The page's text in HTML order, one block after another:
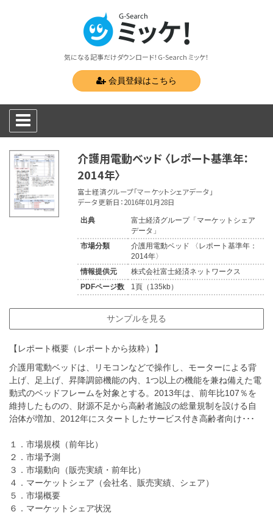
気になる記事だけダウンロード！G-Search ミッケ！
会員登録はこちら
介護用電動ベッド 〈レポート基準年：
2014年〉
富士経済グループ「マーケットシェアデータ」
データ更新日：2016年01月28日
出典
富士経済グループ「マーケットシェア
データ」
市場分類
介護用電動ベッド 〈レポート基準年：
2014年〉
情報提供元
株式会社富士経済ネットワークス
PDFページ数
1頁（135kb）
サンプルを見る
【レポート概要（レポートから抜粋）】
介護用電動ベッドは、リモコンなどで操作し、モーターによる背
上げ、足上げ、昇降調節機能の内、1つ以上の機能を兼ね備えた電
動式のベッドフレームを対象とする。2013年は、前年比107％を
維持したものの、財源不足から高齢者施設の総量規制を設ける自
治体が増加、2012年にスタートしたサービス付き高齢者向け･･･
１．市場規模（前年比）
２．市場予測
３．市場動向（販売実績・前年比）
４．マーケットシェア（会社名、販売実績、シェア）
５．市場概要
６．マーケットシェア状況